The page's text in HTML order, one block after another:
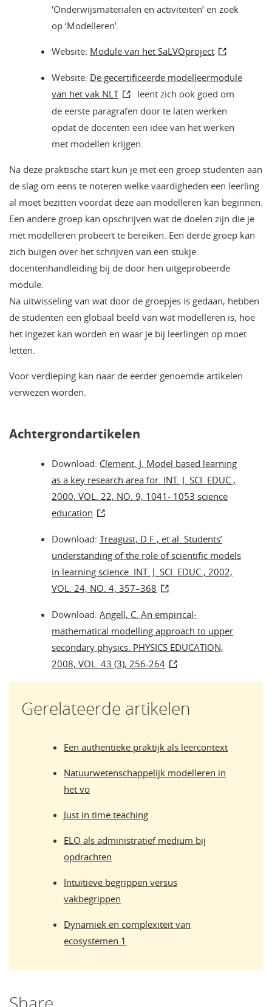
‘Onderwijsmaterialen en activiteiten’ en zoek
op ‘Modelleren’.
Website: Module van het SaLVOproject
Website: De gecertificeerde modelleermodule
van het vak NLT
leent zich ook goed om
de eerste paragrafen door te laten werken
opdat de docenten een idee van het werken
met modellen krijgen.
Na deze praktische start kun je met een groep studenten aan
de slag om eens te noteren welke vaardigheden een leerling
al moet bezitten voordat deze aan modelleren kan beginnen.
Een andere groep kan opschrijven wat de doelen zijn die je
met modelleren probeert te bereiken. Een derde groep kan
zich buigen over het schrijven van een stukje
docentenhandleiding bij de door hen uitgeprobeerde
module.
Na uitwisseling van wat door de groepjes is gedaan, hebben
de studenten een globaal beeld van wat modelleren is, hoe
het ingezet kan worden en waar je bij leerlingen op moet
letten.
Voor verdieping kan naar de eerder genoemde artikelen
verwezen worden.
Achtergrondartikelen
Download: Clement, J. Model based learning
as a key research area for. INT. J. SCI. EDUC.,
2000, VOL. 22, NO. 9, 1041- 1053 science
education
Download: Treagust, D.F., et al. Students’
understanding of the role of scientific models
in learning science. INT. J. SCI. EDUC., 2002,
VOL. 24, NO. 4, 357–368
Download: Angell, C. An empirical-
mathematical modelling approach to upper
secondary physics. PHYSICS EDUCATION,
2008, VOL. 43 (3), 256-264
Gerelateerde artikelen
Een authentieke praktijk als leercontext
Natuurwetenschappelijk modelleren in
het vo
Just in time teaching
ELO als administratief medium bij
opdrachten
Intuïtieve begrippen versus
vakbegrippen
Dynamiek en complexiteit van
ecosystemen 1